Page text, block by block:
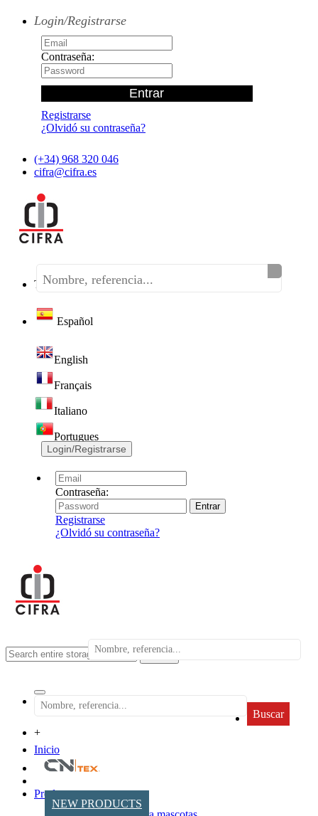
Login/Registrarse
Contraseña:
Registrarse
¿Olvidó su contraseña?
(+34) 968 320 046
cifra@cifra.es
Teléfono:(+34) 968 320 046
Español
English
Français
Italiano
Portugues
Login/Registrarse
Contraseña:
Registrarse
¿Olvidó su contraseña?
search
Buscar
+
Inicio
NEW PRODUCTS
Productos